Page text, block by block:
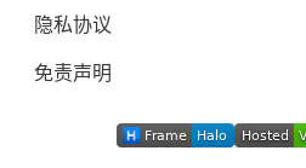
隐私协议
免责声明